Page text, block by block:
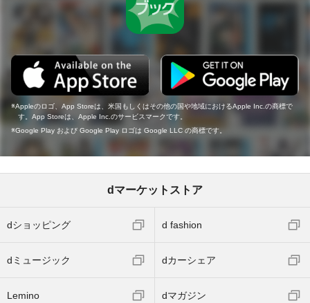
Appleのロゴ、App Storeは、米国もしくはその他の国や地域におけるApple Inc.の商標で
す。App Storeは、Apple Inc.のサービスマークです。
Google Play および Google Play ロゴは Google LLC の商標です。
dマーケットストア
dショッピング d fashion
dミュージック dカーシェア
Lemino dマガジン